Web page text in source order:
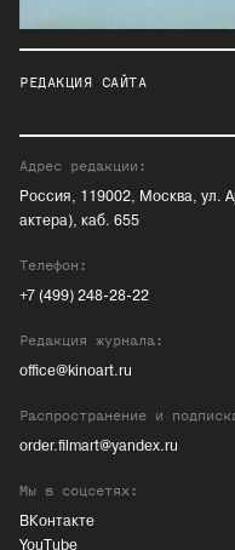
РЕДАКЦИЯ САЙТА
Адрес редакции:
Россия, 119002, Москва, ул.
актера), каб. 655
Телефон:
+7 (499) 248-28-22
Редакция журнала:
office@kinoart.ru
Распространение и
order.filmart@yandex.ru
Мы в соцсетях:
ВКонтакте